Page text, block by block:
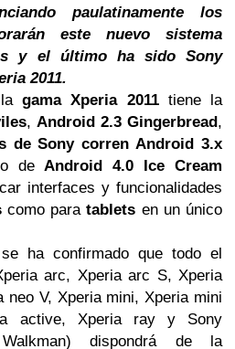
paulatinamente los
este nuevo sistema
y el último ha sido Sony
2011.
lagama Xperia 2011 tiene la
, Android 2.3 Gingerbread,
de Sony corren Android 3.x
de Android 4.0 Ice Cream
interfaces y funcionalidades
como paratablets en un único
ha confirmado que todo el
arc, Xperia arc S, Xperia
neo V, Xperia mini, Xperia mini
active, Xperia ray y Sony
dispondrá de la